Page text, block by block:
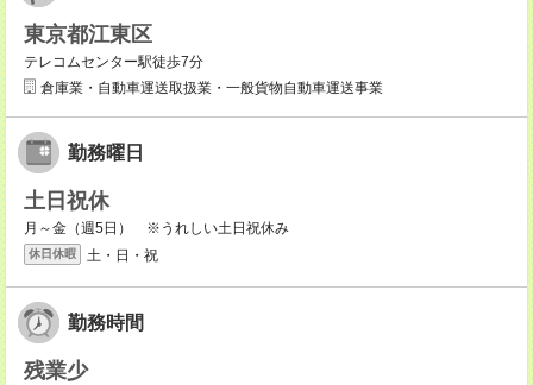
東京都江東区
テレコムセンター駅徒歩7分
倉庫業・自動車運送取扱業・一般貨物自動車運送事業
勤務曜日
土日祝休
月～金（週5日） ※うれしい土日祝休み
休日休暇 土・日・祝
勤務時間
残業少